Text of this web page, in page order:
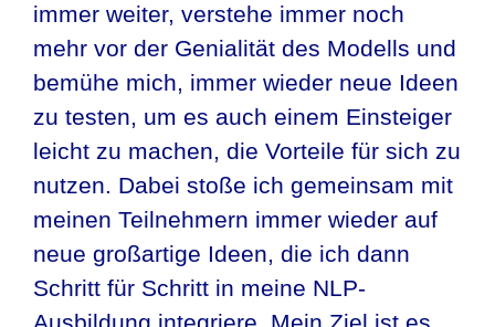
immer weiter, verstehe immer noch
mehr vor der Genialität des Modells und
bemühe mich, immer wieder neue Ideen
zu testen, um es auch einem Einsteiger
leicht zu machen, die Vorteile für sich zu
nutzen. Dabei stoße ich gemeinsam mit
meinen Teilnehmern immer wieder auf
neue großartige Ideen, die ich dann
Schritt für Schritt in meine NLP-